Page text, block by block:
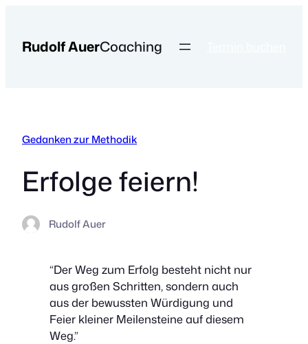
springen
Rudolf AuerCoaching
Gedanken zur Methodik
Erfolge feiern!
Rudolf Auer
“Der Weg zum Erfolg besteht nicht nur
aus großen Schritten, sondern auch
aus der bewussten Würdigung und
Feier kleiner Meilensteine auf diesem
Weg.”